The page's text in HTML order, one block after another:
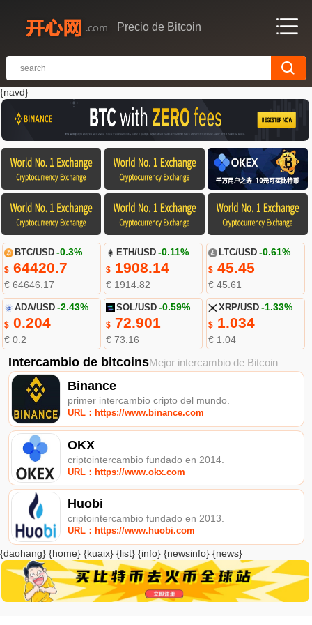
Precio de Bitcoin
{navd}
BTC/USD -0.3%
$64420.7
€ 64646.17
ETH/USD -0.11%
$ 1908.14
€ 1914.82
LTC/USD -0.61%
$45.45
€ 45.61
ADA/USD -2.43%
$0.204
€ 0.2
SOL/USD -0.59%
$ 72.901
€ 73.16
XRP/USD -1.33%
$1.034
€ 1.04
Intercambio de bitcoinsMejor intercambio de Bitcoin
Binance
primer intercambio cripto del mundo.
URL：https://www.binance.com
OKX
criptointercambio fundado en 2014.
URL：https://www.okx.com
Huobi
criptointercambio fundado en 2013.
URL：https://www.huobi.com
{daohang} {home} {kuaix} {list} {info} {newsinfo} {news}